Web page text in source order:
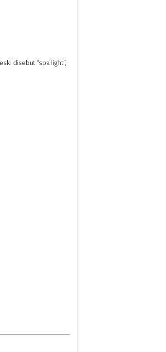
disebut “spa light”,